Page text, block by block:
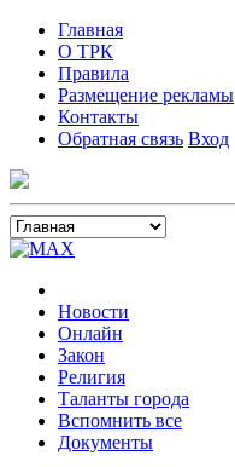
Главная
О ТРК
Правила
Размещение рекламы
Контакты
Обратная связь Вход
Новости
Онлайн
Закон
Религия
Таланты города
Вспомнить все
Документы